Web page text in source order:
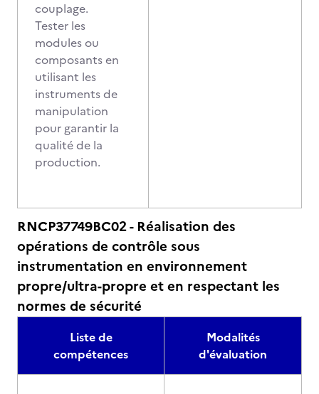
couplage.
Tester les
modules ou
composants en
utilisant les
instruments de
manipulation
pour garantir la
qualité de la
production.
RNCP37749BC02 - Réalisation des
opérations de contrôle sous
instrumentation en environnement
propre/ultra-propre et en respectant les
normes de sécurité
Liste de
compétences
Modalités
d'évaluation